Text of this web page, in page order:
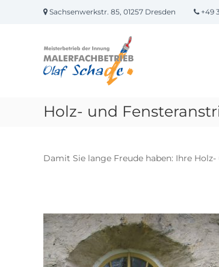
Sachsenwerkstr. 85, 01257 Dresden +49
Malerfachbetrieb
Olaf
Schade
Professionelles
Holz- und
Damit Sie lange Freude haben: Ihre